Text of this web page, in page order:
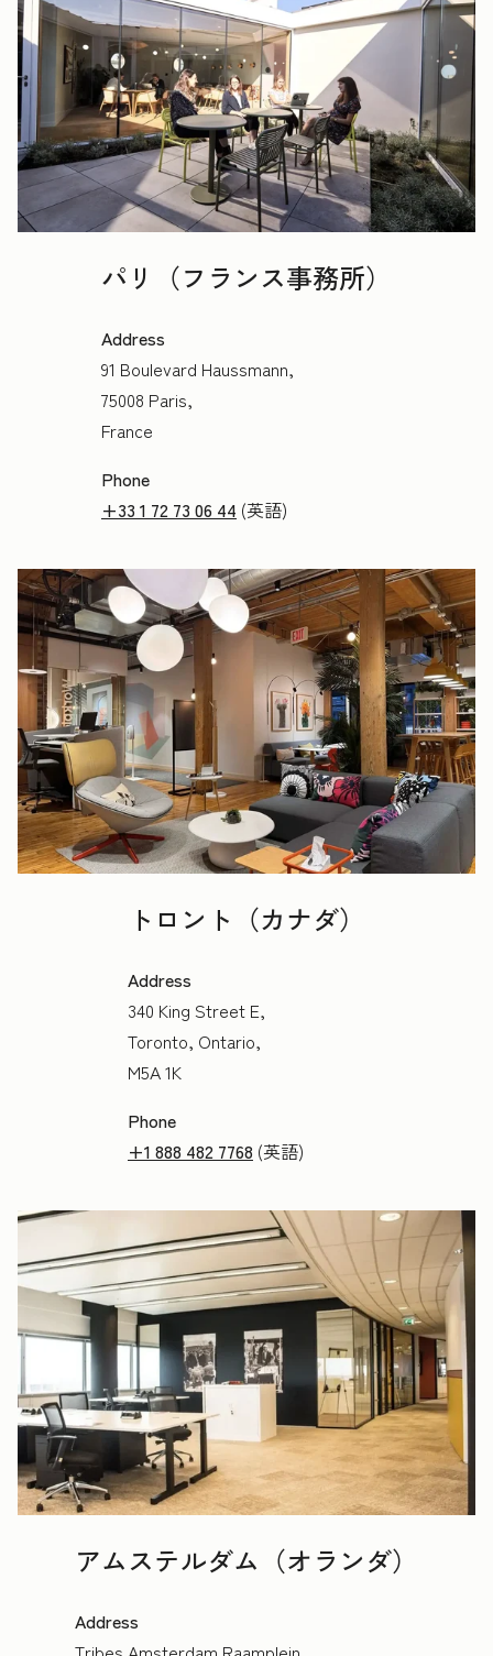
パリ（フランス事務所）
Address
91 Boulevard Haussmann,
75008 Paris,
France
Phone
+33 1 72 73 06 44 (英語)
トロント（カナダ）
Address
340 King Street E,
Toronto, Ontario,
M5A 1K
Phone
+1 888 482 7768 (英語)
アムステルダム（オランダ）
Address